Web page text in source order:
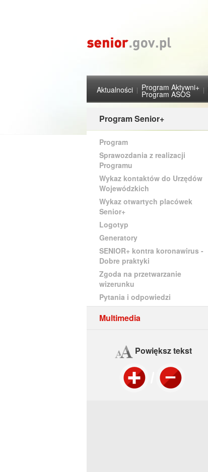
Aktualności Program Aktywni+
Program ASOS
Program Senior+
Program
Sprawozdania z realizacji
Programu
Wykaz kontaktów do Urzędów
Wojewódzkich
Wykaz otwartych placówek
Senior+
Logotyp
Generatory
SENIOR+ kontra koronawirus -
Dobre praktyki
Zgoda na przetwarzanie
wizerunku
Pytania i odpowiedzi
Multimedia
Powiększ tekst